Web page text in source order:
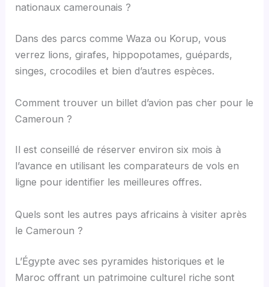
nationaux camerounais ?
Dans des parcs comme Waza ou Korup, vous
verrez lions, girafes, hippopotames, guépards,
singes, crocodiles et bien d’autres espèces.
Comment trouver un billet d’avion pas cher pour le
Cameroun ?
Il est conseillé de réserver environ six mois à
l’avance en utilisant les comparateurs de vols en
ligne pour identifier les meilleures offres.
Quels sont les autres pays africains à visiter après
le Cameroun ?
L’Égypte avec ses pyramides historiques et le
Maroc offrant un patrimoine culturel riche sont